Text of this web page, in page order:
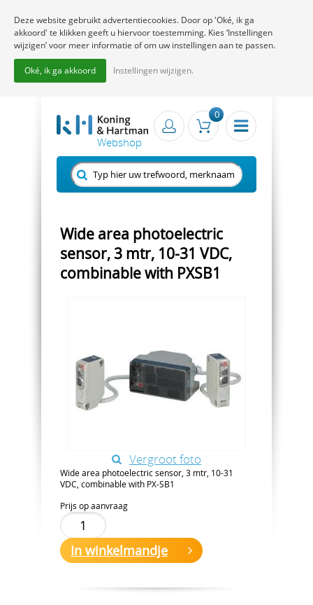
0
Wide area photoelectric
sensor, 3 mtr, 10-31 VDC,
combinable with PXSB1
Vergroot foto
Wide area photoelectric sensor, 3 mtr, 10-31
VDC, combinable with PX-SB1
Prijs op aanvraag
In winkelmandje
Deze website gebruikt advertentiecookies. Door op 'Oké, ik ga
akkoord' te klikken geeft u hiervoor toestemming. Kies ‘Instellingen
wijzigen’ voor meer informatie of om uw instellingen aan te passen.
Oké, ik ga akkoord Instellingen wijzigen.